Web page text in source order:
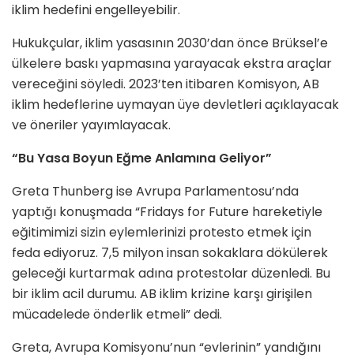
iklim hedefini engelleyebilir.
Hukukçular, iklim yasasının 2030’dan önce Brüksel’e
ülkelere baskı yapmasına yarayacak ekstra araçlar
vereceğini söyledi. 2023’ten itibaren Komisyon, AB
iklim hedeflerine uymayan üye devletleri açıklayacak
ve öneriler yayımlayacak.
“Bu Yasa Boyun Eğme Anlamına Geliyor”
Greta Thunberg ise Avrupa Parlamentosu’nda
yaptığı konuşmada “Fridays for Future hareketiyle
eğitimimizi sizin eylemlerinizi protesto etmek için
feda ediyoruz. 7,5 milyon insan sokaklara dökülerek
geleceği kurtarmak adına protestolar düzenledi. Bu
bir iklim acil durumu. AB iklim krizine karşı girişilen
mücadelede önderlik etmeli” dedi.
Greta, Avrupa Komisyonu’nun “evlerinin” yandığını